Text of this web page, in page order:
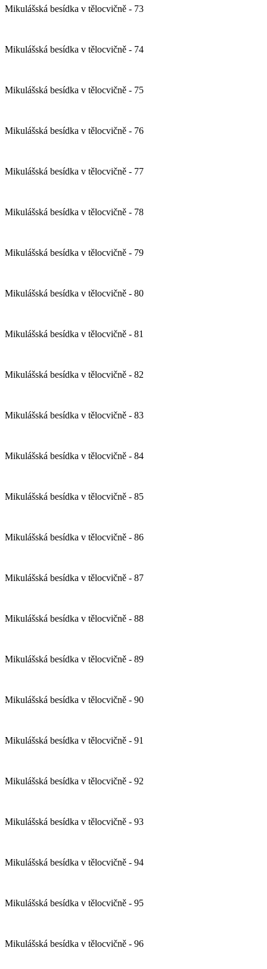
Mikulášská besídka v tělocvičně - 73
Mikulášská besídka v tělocvičně - 74
Mikulášská besídka v tělocvičně - 75
Mikulášská besídka v tělocvičně - 76
Mikulášská besídka v tělocvičně - 77
Mikulášská besídka v tělocvičně - 78
Mikulášská besídka v tělocvičně - 79
Mikulášská besídka v tělocvičně - 80
Mikulášská besídka v tělocvičně - 81
Mikulášská besídka v tělocvičně - 82
Mikulášská besídka v tělocvičně - 83
Mikulášská besídka v tělocvičně - 84
Mikulášská besídka v tělocvičně - 85
Mikulášská besídka v tělocvičně - 86
Mikulášská besídka v tělocvičně - 87
Mikulášská besídka v tělocvičně - 88
Mikulášská besídka v tělocvičně - 89
Mikulášská besídka v tělocvičně - 90
Mikulášská besídka v tělocvičně - 91
Mikulášská besídka v tělocvičně - 92
Mikulášská besídka v tělocvičně - 93
Mikulášská besídka v tělocvičně - 94
Mikulášská besídka v tělocvičně - 95
Mikulášská besídka v tělocvičně - 96